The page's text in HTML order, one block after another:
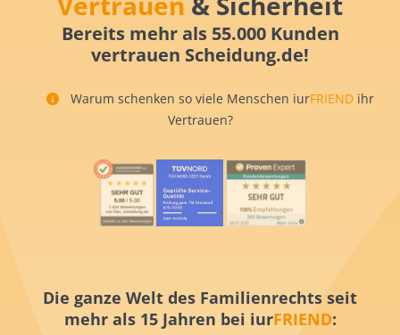
Bereits mehr als 55.000 Kunden
vertrauen Scheidung.de!
Warum schenken so viele Menschen iurFRIEND ihr
Vertrauen?
Die ganze Welt des Familienrechts seit
mehr als 15 Jahren bei iurFRIEND: